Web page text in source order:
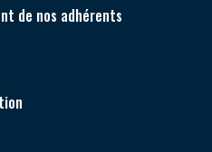
de nos adhérents